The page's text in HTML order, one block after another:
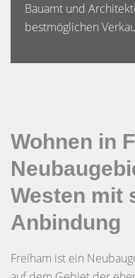
Bauamt und
bestmöglichen
Wohnen in
Westen mit
Anbindung
Freiham ist ein